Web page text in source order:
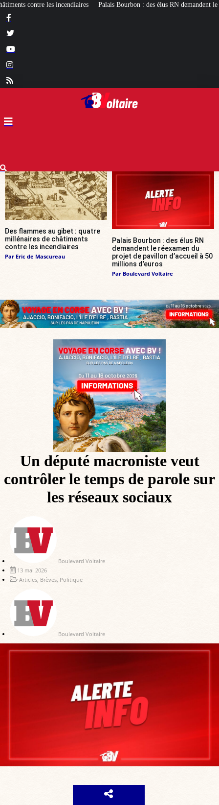
Palais Bourbon : des élus RN demandent le réexamen du projet de pavillon
Des flammes au gibet : quatre
millénaires de châtiments
contre les incendiaires
Par Eric de Mascureau
Palais Bourbon : des élus RN
demandent le réexamen du
projet de pavillon d’accueil à 50
millions d’euros
Par Boulevard Voltaire
Un député macroniste veut
contrôler le temps de parole sur
les réseaux sociaux
Boulevard Voltaire
13 mai 2026
Articles Brèves Politique
Boulevard Voltaire